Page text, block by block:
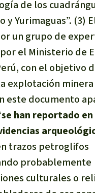
de los
y Yurimaguas”. (3)
un grupo de
el Ministerio de
con el objetivo
explotación
este documento
se han reportado en
trazos petroglifos
probablemente
culturales o